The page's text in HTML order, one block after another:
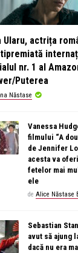
Ularu, actrița
nr. 1 al
Puterea
Năstase
Vanessa
filmului “A
de Jennifer
acesta va
fetelor mai
ele
de Alice Năstase
Sebastian
avut să ajung
dacă nu era